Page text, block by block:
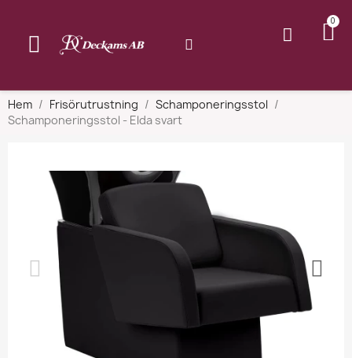
Hem Frisörutrustning
Schamponeringsstol
Schamponeringsstol - Elda svart